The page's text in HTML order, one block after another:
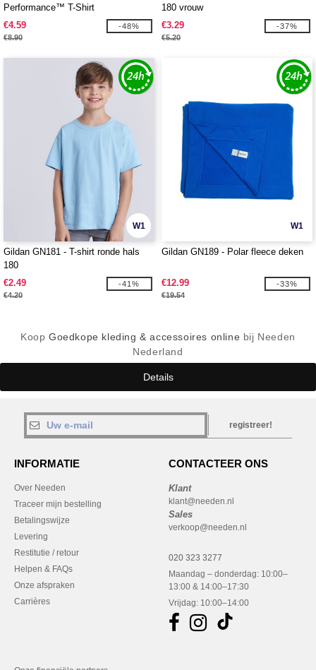
Performance™ T-Shirt
€4.59
€8.90
-48%
180 vrouw
€3.29
€5.20
-37%
W1
Gildan GN181 - T-shirt ronde hals
180
€2.49
€4.20
-41%
W1
Gildan GN189 - Polar fleece deken
€12.99
€19.54
-33%
KoopGoedkope kleding & accessoires online bij Needen
Nederland
Details
registreer!
INFORMATIE
Over Needen
Traceer mijn bestelling
Betalingswijze
Levering
Restitutie / retour
Helpen & FAQs
Onze afspraken
Carrières
CONTACTEER ONS
Klant
klant@needen.nl
Sales
verkoop@needen.nl
020 323 3277
Maandag – donderdag: 10:00–
13:00 & 14:00–17:30
Vrijdag: 10:00–14:00